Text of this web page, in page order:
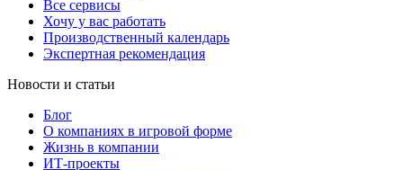
Все сервисы
Хочу у вас работать
Производственный календарь
Экспертная рекомендация
Новости и статьи
Блог
О компаниях в игровой форме
Жизнь в компании
ИТ-проекты